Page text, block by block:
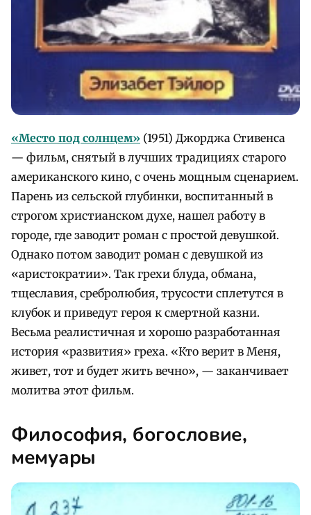
«Место под солнцем» (1951) Джорджа Стивенса
— фильм, снятый в лучших традициях старого
американского кино, с очень мощным сценарием.
Парень из сельской глубинки, воспитанный в
строгом христианском духе, нашел работу в
городе, где заводит роман с простой девушкой.
Однако потом заводит роман с девушкой из
«аристократии». Так грехи блуда, обмана,
тщеславия, сребролюбия, трусости сплетутся в
клубок и приведут героя к смертной казни.
Весьма реалистичная и хорошо разработанная
история «развития» греха. «Кто верит в Меня,
живет, тот и будет жить вечно», — заканчивает
молитва этот фильм.
Философия, богословие,
мемуары